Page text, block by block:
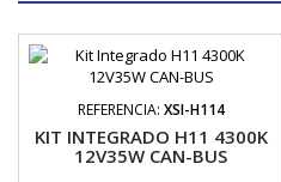
REFERENCIA: XSI-H114
KIT INTEGRADO H11 4300K
12V35W CAN-BUS